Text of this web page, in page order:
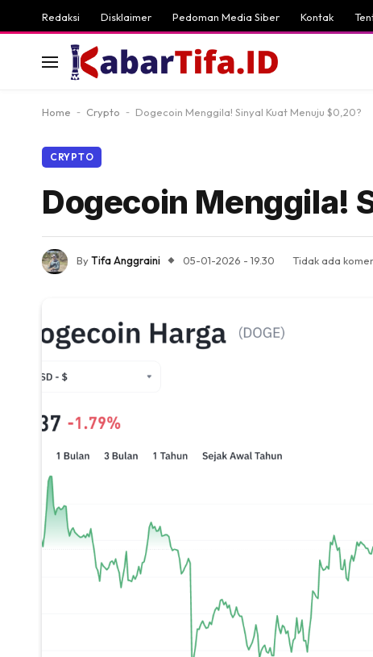
Redaksi Disklaimer Pedoman Media Siber Kontak
Home - Crypto - Dogecoin Menggila! Sinyal Kuat Menuju $0,20?
CRYPTO
Dogecoin Menggila!
ByTifa Anggraini 05-01-2026 - 19.30 Tidak ada